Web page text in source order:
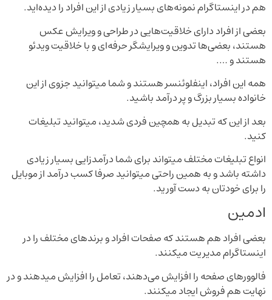
هم در اینستاگرام نمونه‌های بسیار زیادی از این افراد را دیده‌اید.
بعضی از افراد دارای خلاقیت‌هایی در طراحی و ویرایش عکس
هستند، بعضی‌ها تدوین‌ و ویرایشگر حرفه‌ای و با خلاقیت ویدئو
هستند و ….
همه‌ این افراد، اینفلوئنسر هستند و شما میتوانید جزوی از این
خانواده بسیار بزرگ و پر درآمد باشید.
بعد از این که تبدیل به همچین فردی شدید، میتوانید تبلیغات
کنید.
انواع تبلیغات مختلف میتواند برای شما درآمدزایی بسیار زیادی
داشته باشد و به همین راحتی میتوانید صرفا کسب درآمد از موبایل
را برای خودتان به دست آورید.
ادمین
بعضی افراد هم هستند که صفحات افراد و برندهای مختلف را در
اینستاگرام مدیریت میکنند.
فالوورهای صفحه را افزایش می‌دهند، تعامل را افزایش میدهند و در
نهایت هم فروش ایجاد میکنند.